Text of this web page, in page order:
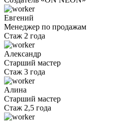
Евгений
Менеджер по продажам
Стаж 2 года
Александр
Старший мастер
Стаж 3 года
Алина
Старший мастер
Стаж 2,5 года